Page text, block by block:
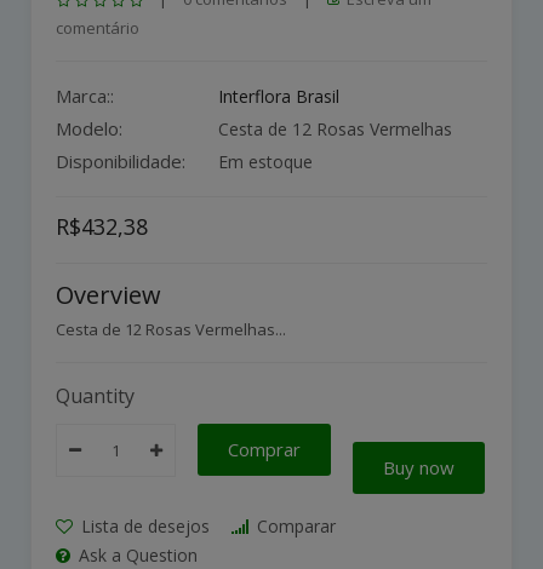
comentário
Marca:: Interflora Brasil
Modelo: Cesta de 12 Rosas Vermelhas
Disponibilidade: Em estoque
R$432,38
Overview
Cesta de 12 Rosas Vermelhas...
Quantity
Comprar
Buy now
Lista de desejos
Comparar
Ask a Question